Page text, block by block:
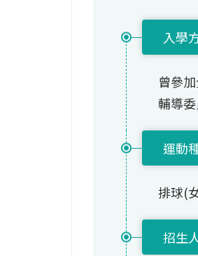
入學
曾參
輔導
運動
排球(
招生